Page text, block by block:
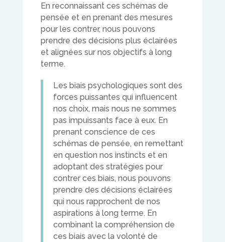
En reconnaissant ces schémas de
pensée et en prenant des mesures
pour les contrer, nous pouvons
prendre des décisions plus éclairées
et alignées sur nos objectifs à long
terme.
Les biais psychologiques sont des
forces puissantes qui influencent
nos choix, mais nous ne sommes
pas impuissants face à eux. En
prenant conscience de ces
schémas de pensée, en remettant
en question nos instincts et en
adoptant des stratégies pour
contrer ces biais, nous pouvons
prendre des décisions éclairées
qui nous rapprochent de nos
aspirations à long terme. En
combinant la compréhension de
ces biais avec la volonté de